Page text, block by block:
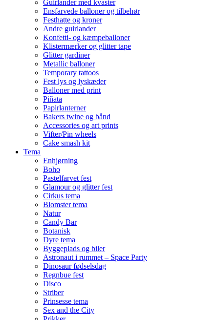
Guirlander med kvaster
Ensfarvede balloner og tilbehør
Festhatte og kroner
Andre guirlander
Konfetti- og kæmpeballoner
Klistermærker og glitter tape
Glitter gardiner
Metallic balloner
Temporary tattoos
Fest lys og lyskæder
Balloner med print
Piñata
Papirlanterner
Bakers twine og bånd
Accessories og art prints
Vifter/Pin wheels
Cake smash kit
Tema
Enhjørning
Boho
Pastelfarvet fest
Glamour og glitter fest
Cirkus tema
Blomster tema
Natur
Candy Bar
Botanisk
Dyre tema
Byggeplads og biler
Astronaut i rummet – Space Party
Dinosaur fødselsdag
Regnbue fest
Disco
Striber
Prinsesse tema
Sex and the City